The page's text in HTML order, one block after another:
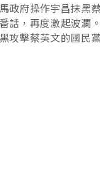
政府操作宇昌抹黑
話，再度激起波瀾
攻擊蔡英文的國民